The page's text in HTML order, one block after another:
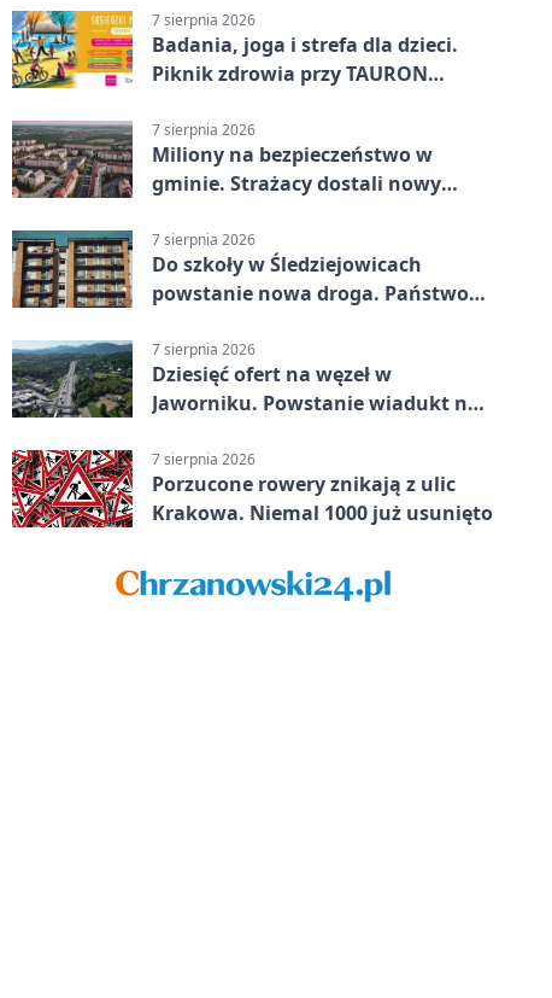
7 sierpnia 2026
Badania, joga i strefa dla dzieci.
Piknik zdrowia przy TAURON
7 sierpnia 2026
Miliony na bezpieczeństwo w
gminie. Strażacy dostali nowy
7 sierpnia 2026
Do szkoły w Śledziejowicach
powstanie nowa droga. Państwo
7 sierpnia 2026
Dziesięć ofert na węzeł w
Jaworniku. Powstanie wiadukt nad
7 sierpnia 2026
Porzucone rowery znikają z ulic
Krakowa. Niemal 1000 już usunięto